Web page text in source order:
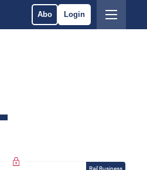
Abo Login
Rail Business